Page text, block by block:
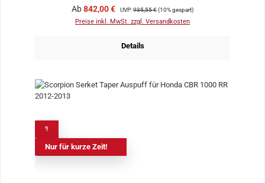
Verkaufspreis:
Ab842,00 € Regulärer Preis:
UVP:935,55 €(10% gespart)
Preise inkl. MwSt. zzgl. Versandkosten
Details
Nur für kurze Zeit!